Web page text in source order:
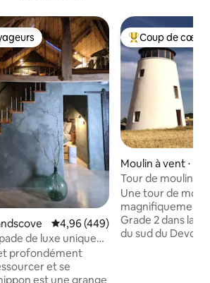
Évaluation moyenne sur la
4,96 (449)
de luxe unique
profondément
et se
est une grange
Coups de cœur
Coup de cœur
Moulin à vent ⋅
Tour de moulin à
le Devon pour
Une tour de
magnifiquement
Grade 2 dans la
du sud du